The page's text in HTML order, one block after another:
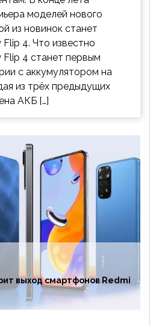
моделей нового
из новинок станет
4. Что известно
Flip 4 станет первым
с аккумулятором на
из трёх предыдущих
АКБ […]
выход смартфонов Redmi